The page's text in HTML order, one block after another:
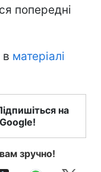
попередні
в матеріалі
на
зручно!